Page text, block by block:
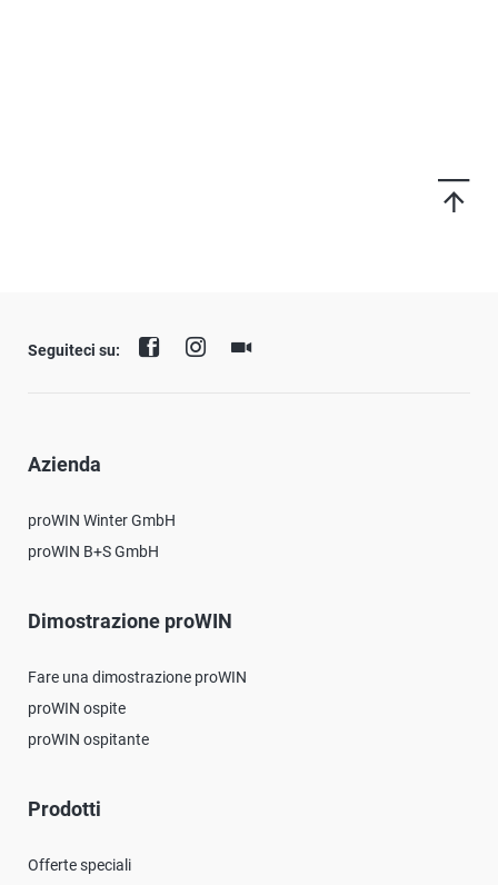
Seguiteci su:
Azienda
proWIN Winter GmbH
proWIN B+S GmbH
Dimostrazione proWIN
Fare una dimostrazione proWIN
proWIN ospite
proWIN ospitante
Prodotti
Offerte speciali